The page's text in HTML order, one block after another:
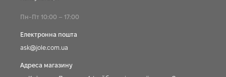
Пн-Пт 10:00 – 17:00
Електронна пошта
ask@jole.com.ua
Адреса магазину